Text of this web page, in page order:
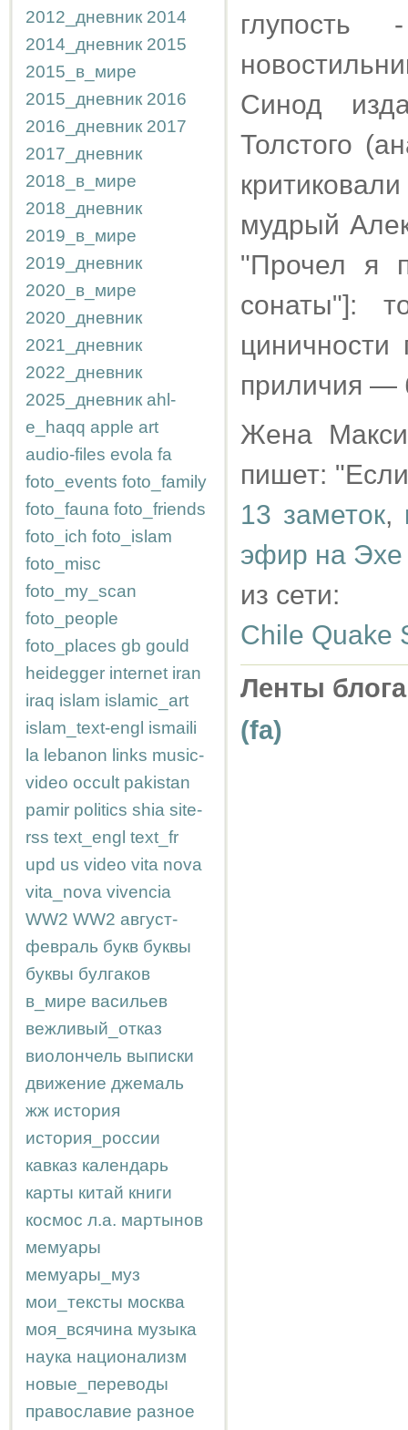
2012_дневник 2014
2014_дневник 2015
2015_в_мире
2015_дневник 2016
2016_дневник 2017
2017_дневник
2018_в_мире
2018_дневник
2019_в_мире
2019_дневник
2020_в_мире
2020_дневник
2021_дневник
2022_дневник
2025_дневник ahl-
e_haqq apple art
audio-files evola fa
foto_events foto_family
foto_fauna foto_friends
foto_ich foto_islam
foto_misc
foto_my_scan
foto_people
foto_places gb gould
heidegger internet iran
iraq islam islamic_art
islam_text-engl ismaili
la lebanon links music-
video occult pakistan
pamir politics shia site-
rss text_engl text_fr
upd us video vita nova
vita_nova vivencia
WW2 WW2 август-
февраль букв буквы
буквы булгаков
в_мире васильев
вежливый_отказ
виолончель выписки
движение джемаль
жж история
история_россии
кавказ календарь
карты китай книги
космос л.а. мартынов
мемуары
мемуары_муз
мои_тексты москва
моя_всячина музыка
наука национализм
новые_переводы
православие разное
Синод
Толстого
мудрый
"Прочел я
сонаты"]:
циничности
приличия —
Жена
пишет:
13 заметок,
эфир на
из сети:
Chile Quake
Ленты
(fa)